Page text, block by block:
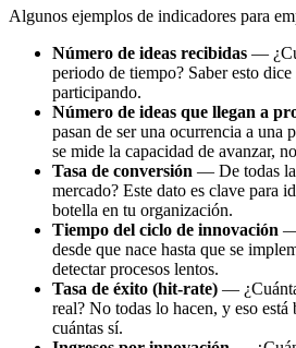
Algunos ejemplos de indicadores para
Número de ideas recibidas —
periodo de tiempo? Saber esto dice
participando.
Número de ideas que llegan a
pasan de ser una ocurrencia a una
se mide la capacidad de avanzar,
Tasa de conversión — De todas
mercado? Este dato es clave para
botella en tu organización.
Tiempo del ciclo de innovación —
desde que nace hasta que se
detectar procesos lentos.
Tasa de éxito (hit-rate) —
real? No todas lo hacen, y eso está
cuántas sí.